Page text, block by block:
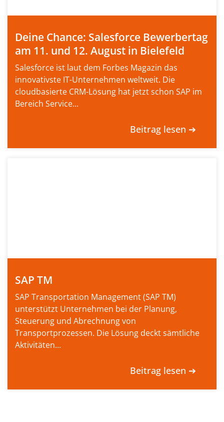
Deine Chance: Salesforce Bewerbertag
am 11. und 12. August in Bielefeld
Salesforce ist laut dem Forbes Magazin das
innovativste IT-Unternehmen weltweit. Die
cloudbasierte CRM-Lösung hat jetzt schon SAP im
Bereich Service...
Beitrag lesen ➔
SAP TM
SAP Transportation Management (SAP TM)
unterstützt Unternehmen bei der Planung,
Steuerung und Abrechnung von
Transportprozessen. Die Lösung deckt sämtliche
Aktivitäten...
Beitrag lesen ➔